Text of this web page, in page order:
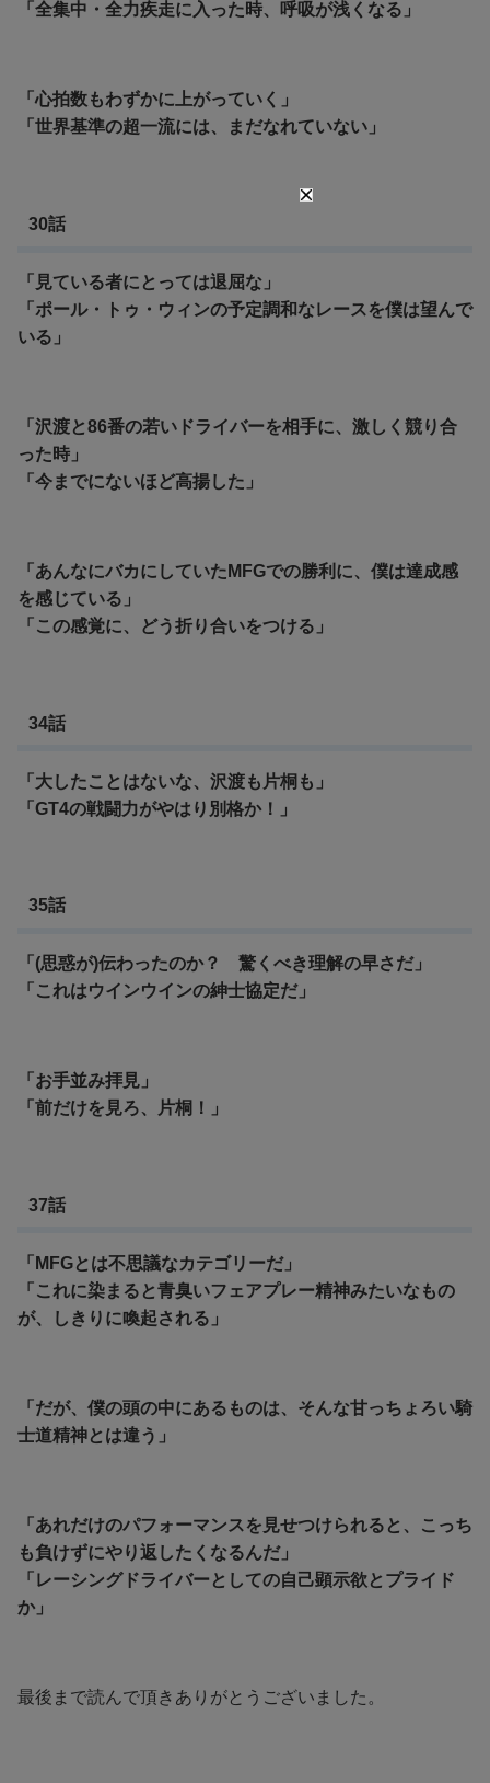
「全集中・全力疾走に入った時、呼吸が浅くなる」
「心拍数もわずかに上がっていく」
「世界基準の超一流には、まだなれていない」
30話
「見ている者にとっては退屈な」
「ポール・トゥ・ウィンの予定調和なレースを僕は望んで
いる」
「沢渡と86番の若いドライバーを相手に、激しく競り合
った時」
「今までにないほど高揚した」
「あんなにバカにしていたMFGでの勝利に、僕は達成感
を感じている」
「この感覚に、どう折り合いをつける」
34話
「大したことはないな、沢渡も片桐も」
「GT4の戦闘力がやはり別格か！」
35話
「(思惑が)伝わったのか？ 驚くべき理解の早さだ」
「これはウインウインの紳士協定だ」
「お手並み拝見」
「前だけを見ろ、片桐！」
37話
「MFGとは不思議なカテゴリーだ」
「これに染まると青臭いフェアプレー精神みたいなもの
が、しきりに喚起される」
「だが、僕の頭の中にあるものは、そんな甘っちょろい騎
士道精神とは違う」
「あれだけのパフォーマンスを見せつけられると、こっち
も負けずにやり返したくなるんだ」
「レーシングドライバーとしての自己顕示欲とプライド
か」
最後まで読んで頂きありがとうございました。